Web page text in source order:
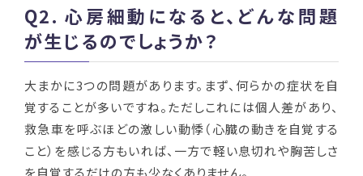
Q2. 心房細動になると、どんな問題
が生じるのでしょうか？
大まかに3つの問題があります。まず、何らかの症状を自
覚することが多いですね。ただしこれには個人差があり、
救急車を呼ぶほどの激しい動悸（心臓の動きを自覚する
こと）を感じる方もいれば、一方で軽い息切れや胸苦しさ
を自覚するだけの方も少なくありません。